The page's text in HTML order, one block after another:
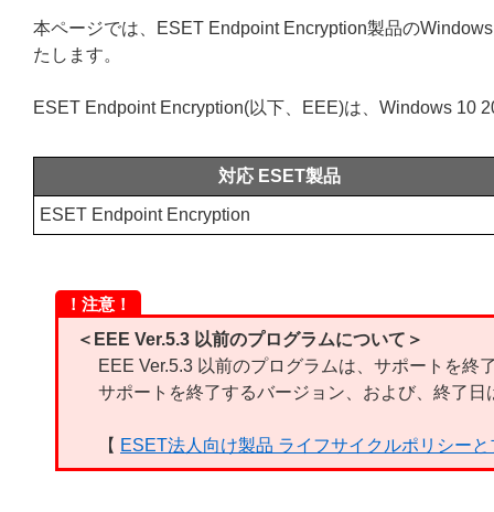
本ページでは、ESET Endpoint Encryption製品の
たします。
ESET Endpoint Encryption(以下、EEE)は、Windows 10
対応 ESET製品
ESET Endpoint Encryption
！注意！
＜EEE Ver.5.3 以前のプログラムについて＞
EEE Ver.5.3 以前のプログラムは、サポートを終
サポートを終了するバージョン、および、終了
【 ESET法人向け製品 ライフサイクルポリシー